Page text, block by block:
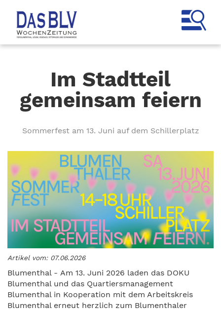
Im Stadtteil
gemeinsam feiern
Sommerfest am 13. Juni auf dem Schillerplatz
Artikel vom: 07.06.2026
Blumenthal - Am 13. Juni 2026 laden das DOKU
Blumenthal und das Quartiersmanagement
Blumenthal in Kooperation mit dem Arbeitskreis
Blumenthal erneut herzlich zum Blumenthaler